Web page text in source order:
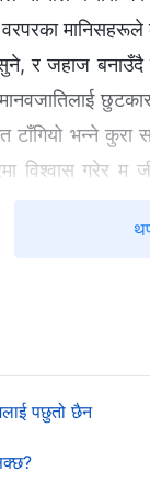
मानिसहरूले
र जहाज बनाउँदै
टाँगियो भन्ने
गरेर म
एक
भनिएला भन्ने
सोधेँ, “यो वर्ष
पछुतो छैन